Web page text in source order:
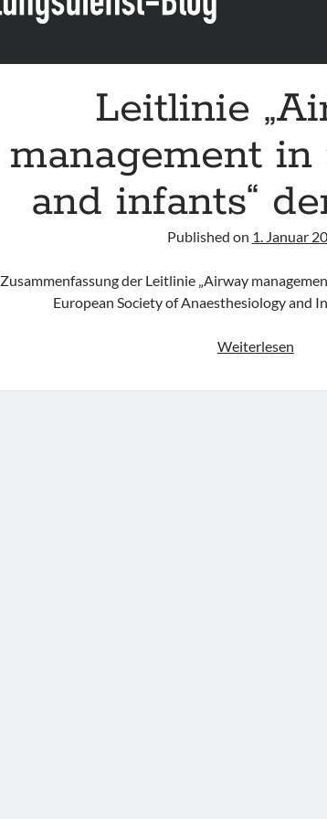
Leitlinie
management in
and infants“
Published on 1. Januar
Zusammenfassung der Leitlinie „Airway
European Society of Anaesthesiology and
Weiterlesen